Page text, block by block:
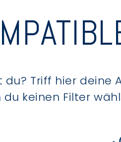
du? Triff hier
du keinen Filter